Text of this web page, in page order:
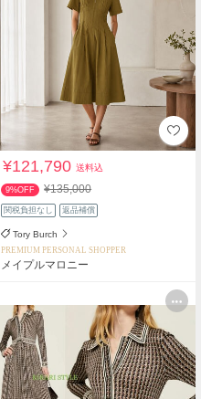
¥121,790送料込
9%OFF ¥135,000
関税負担なし 返品補償
Tory Burch
PREMIUM PERSONAL SHOPPER
メイプルマロニー